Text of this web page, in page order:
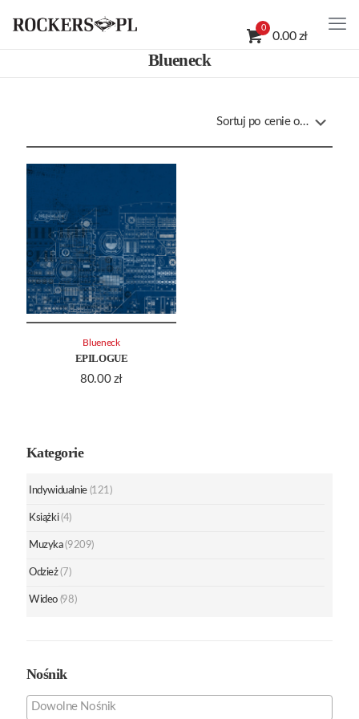
0
0.00 zł
Blueneck
EPILOGUE
80.00 zł
Blueneck
Kategorie
Indywidualnie (121)
Książki (4)
Muzyka (9209)
Odzież (7)
Wideo (98)
Nośnik